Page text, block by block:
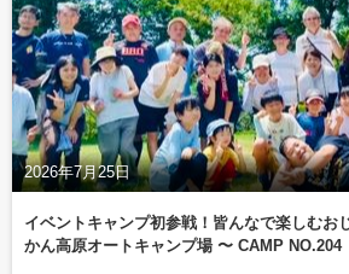
2026年7月25日
イベントキャンプ初参戦！皆んなで楽しむ
かん高原オートキャンプ場 〜 CAMP NO.204